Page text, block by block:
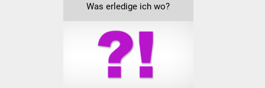
Was erledige ich wo?